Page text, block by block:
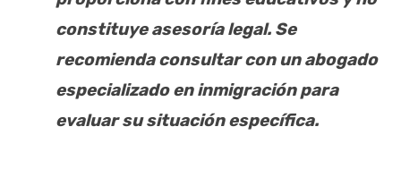
constituye asesoría legal. Se
recomienda consultar con un abogado
especializado en inmigración para
evaluar su situación específica.